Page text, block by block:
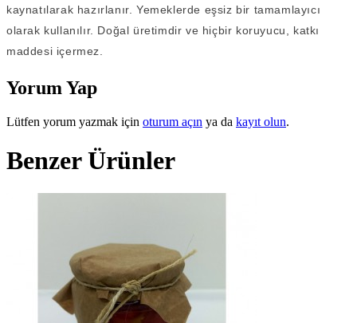
kaynatılarak hazırlanır. Yemeklerde eşsiz bir tamamlayıcı
olarak kullanılır. Doğal üretimdir ve hiçbir koruyucu, katkı
maddesi içermez.
Yorum Yap
Lütfen yorum yazmak için oturum açın ya da kayıt olun.
Benzer Ürünler